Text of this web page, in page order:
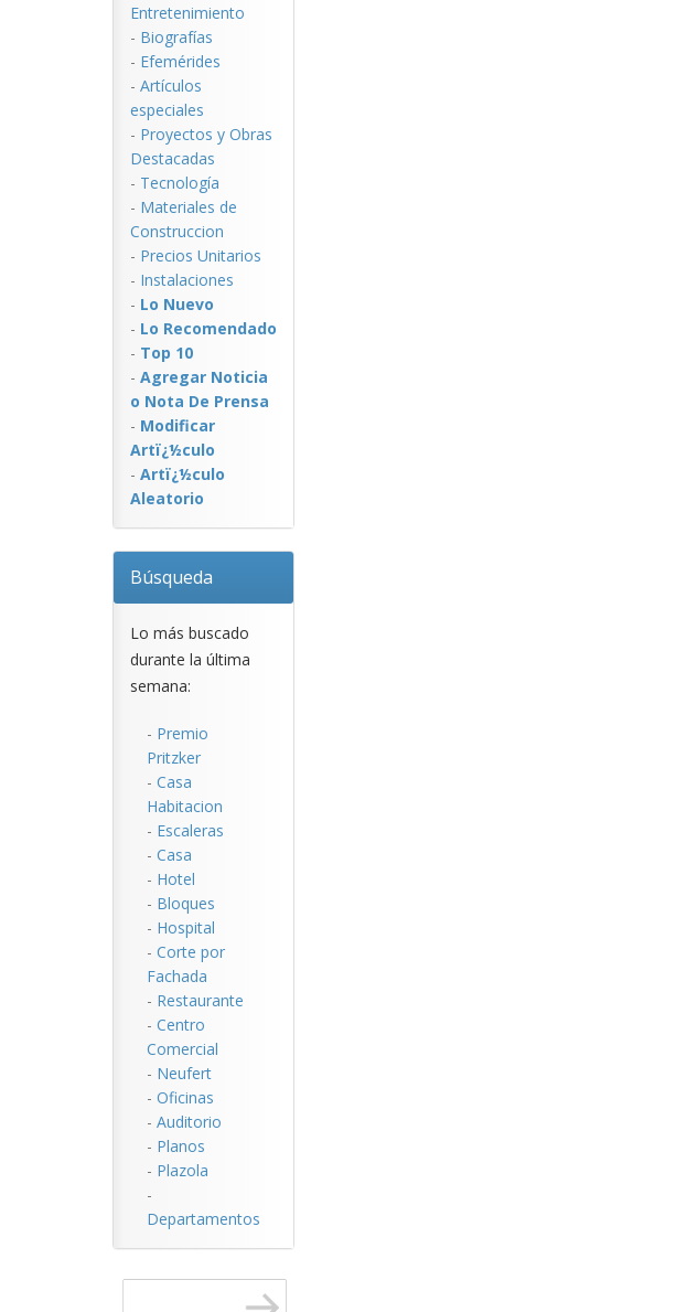
Entretenimiento
- Biografías
- Efemérides
- Artículos
especiales
- Proyectos y Obras
Destacadas
- Tecnología
- Materiales de
Construccion
- Precios Unitarios
- Instalaciones
- Lo Nuevo
- Lo Recomendado
- Top 10
- Agregar Noticia
o Nota De Prensa
- Modificar
Artï¿½culo
- Artï¿½culo
Aleatorio
Búsqueda
Lo más buscado
durante la última
semana:
- Premio
Pritzker
- Casa
Habitacion
- Escaleras
- Casa
- Hotel
- Bloques
- Hospital
- Corte por
Fachada
- Restaurante
- Centro
Comercial
- Neufert
- Oficinas
- Auditorio
- Planos
- Plazola
-
Departamentos